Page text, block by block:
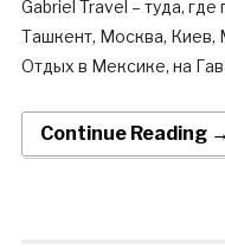
Gabriel Travel – туда,
Ташкент, Москва, Киев,
Отдых в Мексике, на
Continue Reading →